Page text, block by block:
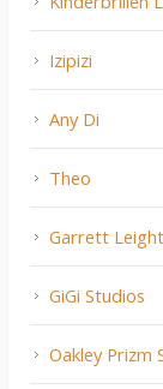
Izipizi
Any Di
Theo
Garrett Leight
GiGi Studios
Oakley Prizm